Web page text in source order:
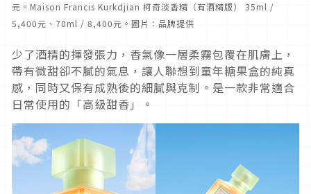
元。Maison Francis Kurkdjian 柯奇淡香精（有酒精版） 35ml /
5,400元、70ml / 8,400元。圖片：品牌提供
少了酒精的揮發張力，香氣像一層柔霧包覆在肌膚上，
帶有微甜卻不膩的氣息，讓人聯想到童年糖果盒的純真
感，同時又保有成熟後的細膩與克制。是一款非常適合
日常使用的「高級甜香」。